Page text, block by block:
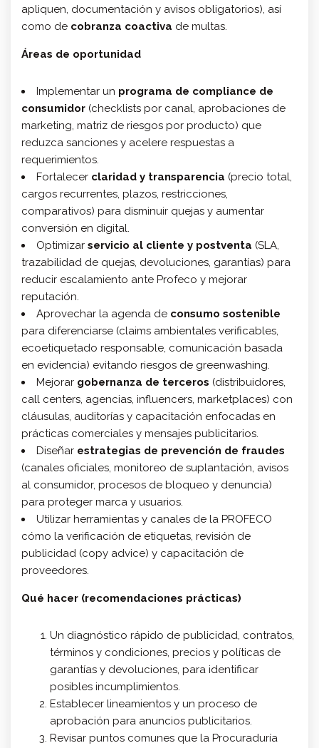
apliquen, documentación y avisos obligatorios), así
como de cobranza coactiva de multas.
Áreas de oportunidad
Implementar un programa de compliance de
consumidor (checklists por canal, aprobaciones de
marketing, matriz de riesgos por producto) que
reduzca sanciones y acelere respuestas a
requerimientos.
Fortalecer claridad y transparencia (precio total,
cargos recurrentes, plazos, restricciones,
comparativos) para disminuir quejas y aumentar
conversión en digital.
Optimizar servicio al cliente y postventa (SLA,
trazabilidad de quejas, devoluciones, garantías) para
reducir escalamiento ante Profeco y mejorar
reputación.
Aprovechar la agenda de consumo sostenible
para diferenciarse (claims ambientales verificables,
ecoetiquetado responsable, comunicación basada
en evidencia) evitando riesgos de greenwashing.
Mejorar gobernanza de terceros (distribuidores,
call centers, agencias, influencers, marketplaces) con
cláusulas, auditorías y capacitación enfocadas en
prácticas comerciales y mensajes publicitarios.
Diseñar estrategias de prevención de fraudes
(canales oficiales, monitoreo de suplantación, avisos
al consumidor, procesos de bloqueo y denuncia)
para proteger marca y usuarios.
Utilizar herramientas y canales de la PROFECO
cómo la verificación de etiquetas, revisión de
publicidad (copy advice) y capacitación de
proveedores.
Qué hacer (recomendaciones prácticas)
Un diagnóstico rápido de publicidad, contratos,
términos y condiciones, precios y políticas de
garantías y devoluciones, para identificar
posibles incumplimientos.
Establecer lineamientos y un proceso de
aprobación para anuncios publicitarios.
Revisar puntos comunes que la Procuraduría